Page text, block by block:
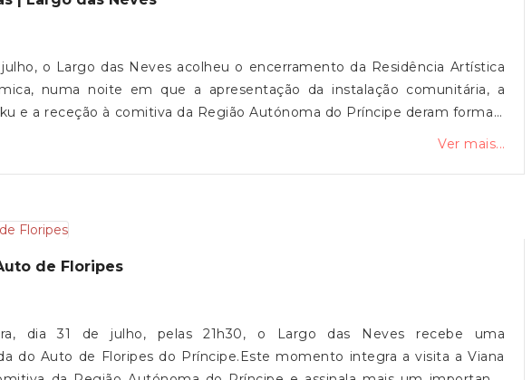
o Largo das Neves acolheu o encerramento da Residência Artística
numa noite em que a apresentação da instalação comunitária, a
e a receção à comitiva da Região Autónoma do Príncipe deram forma a
o fogo da cerâmica e os ritmos tradicionais da Ilha do Príncipe,
Ver mais...
de Floripes
dia 31 de julho, pelas 21h30, o Largo das Neves recebe uma
do Auto de Floripes do Príncipe.Este momento integra a visita a Viana